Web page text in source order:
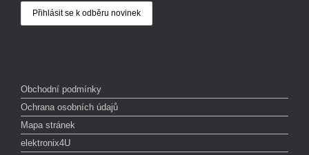
Obchodní podmínky
Ochrana osobních údajů
Mapa stránek
elektronix4U